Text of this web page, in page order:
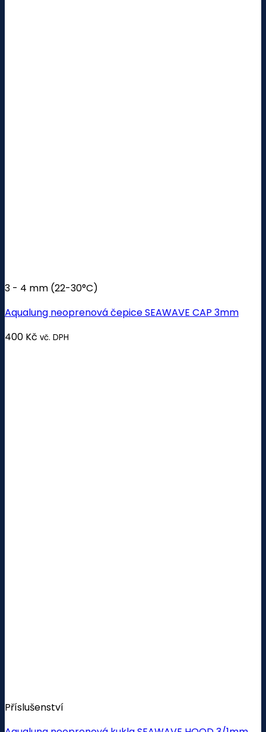
3 - 4 mm (22-30°C)
Aqualung neoprenová čepice SEAWAVE CAP 3mm
400 Kč vč. DPH
Příslušenství